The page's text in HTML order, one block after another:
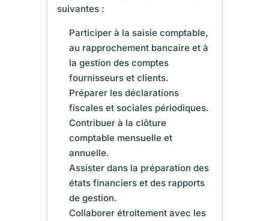
suivantes :
Participer à la saisie comptable,
au rapprochement bancaire et à
la gestion des comptes
fournisseurs et clients.
Préparer les déclarations
fiscales et sociales périodiques.
Contribuer à la clôture
comptable mensuelle et
annuelle.
Assister dans la préparation des
états financiers et des rapports
de gestion.
Collaborer étroitement avec les